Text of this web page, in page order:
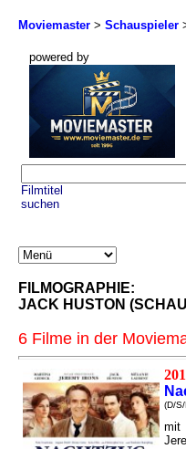
Moviemaster > Schauspieler
powered by
Filmtitel
suchen
FILMOGRAPHIE:
JACK HUSTON
6 Filme in der
(D/
mit